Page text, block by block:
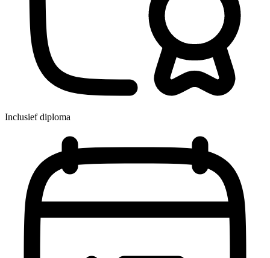
Inclusief diploma